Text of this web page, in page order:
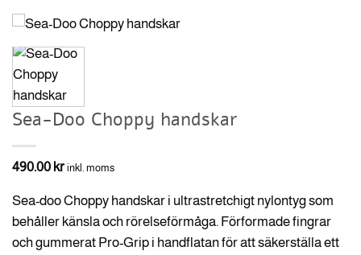
Sea-Doo Choppy handskar
490.00 kr inkl. moms
Sea-doo Choppy handskar i ultrastretchigt nylontyg som
behåller känsla och rörelseförmåga. Förformade fingrar
och gummerat Pro-Grip i handflatan för att säkerställa ett